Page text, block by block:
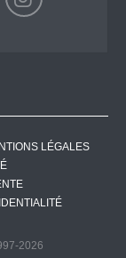
LÉGALES
2026